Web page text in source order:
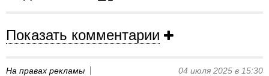
Показать комментарии
На правах рекламы 04 июля 2025 в 15:30